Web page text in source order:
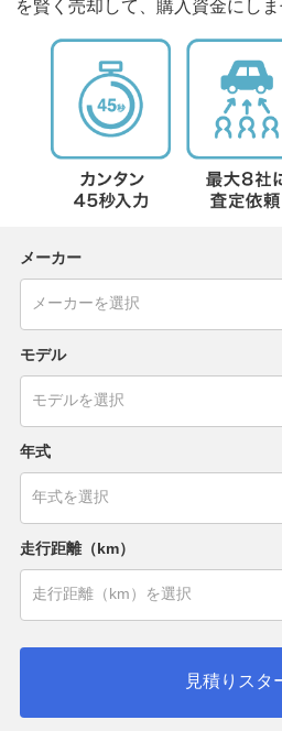
を賢く売却して、購入資金にしま
メーカー
モデル
年式
走行距離（km）
見積りスタ